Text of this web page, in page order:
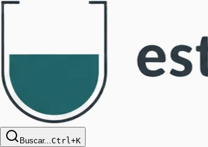
Buscar...Ctrl+K